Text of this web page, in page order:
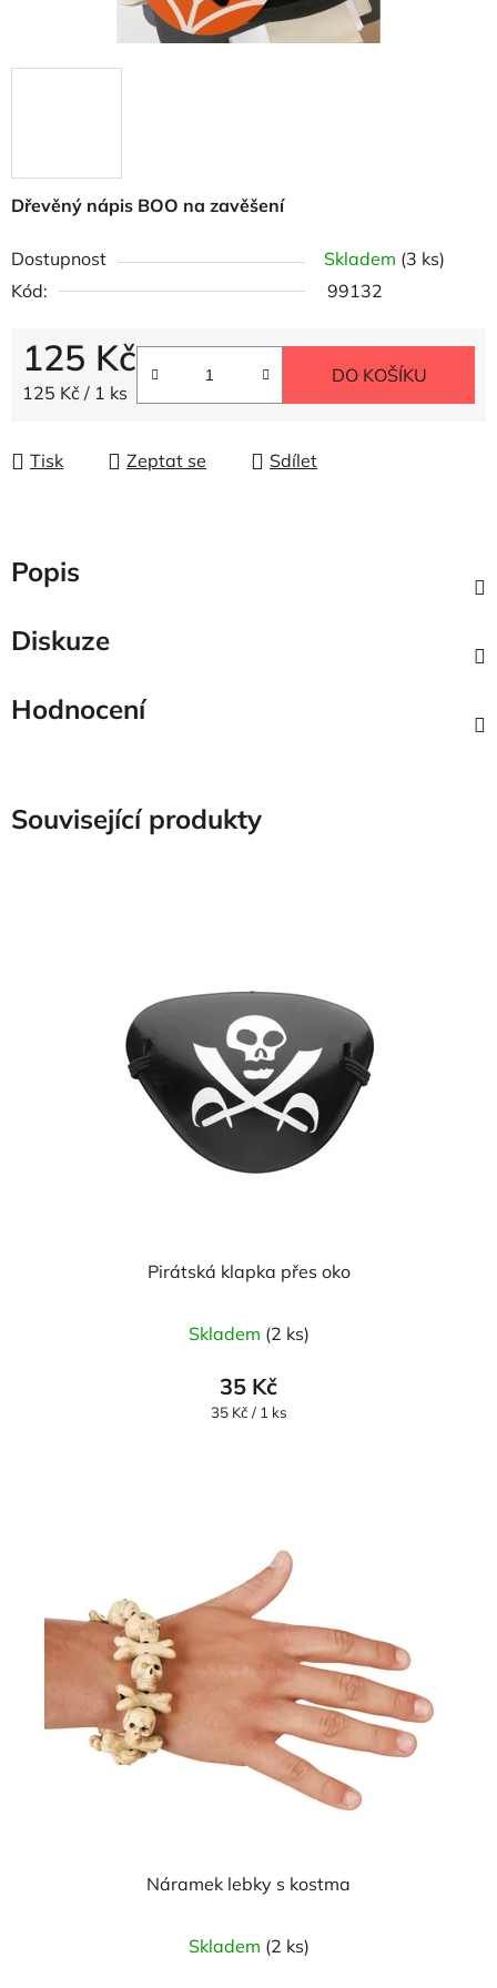
Dřevěný nápis BOO na zavěšení
Dostupnost Skladem (3 ks)
Kód:
99132
125 Kč
Měrná cena:
125 Kč / 1 ks
DO KOŠÍKU
Tisk Zeptat se Sdílet
Popis
Diskuze
Hodnocení
Související produkty
Pirátská klapka přes oko
hodnocení
produktu
je
Skladem (2 ks)
35 Kč
Měrná
35 Kč / 1 ks
Náramek lebky s kostma
hodnocení
Skladem (2 ks)